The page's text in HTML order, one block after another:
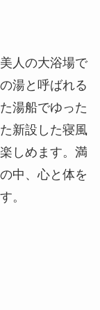
人の大浴場で
湯と呼ばれる
湯船でゆった
新設した寝風
しめます。満
中、心と体を
。